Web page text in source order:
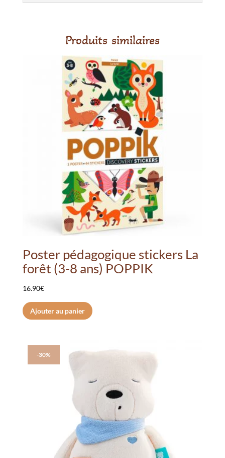
Produits similaires
Poster pédagogique stickers La
forêt (3-8 ans) POPPIK
16.90€
Ajouter au panier
-30%